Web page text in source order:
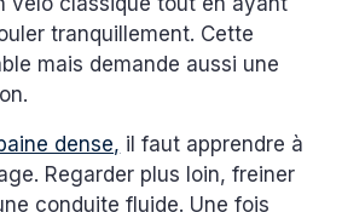
tranquillement. Cette
mais demande aussi une
dense, il faut apprendre à
Regarder plus loin, freiner
conduite fluide. Une fois